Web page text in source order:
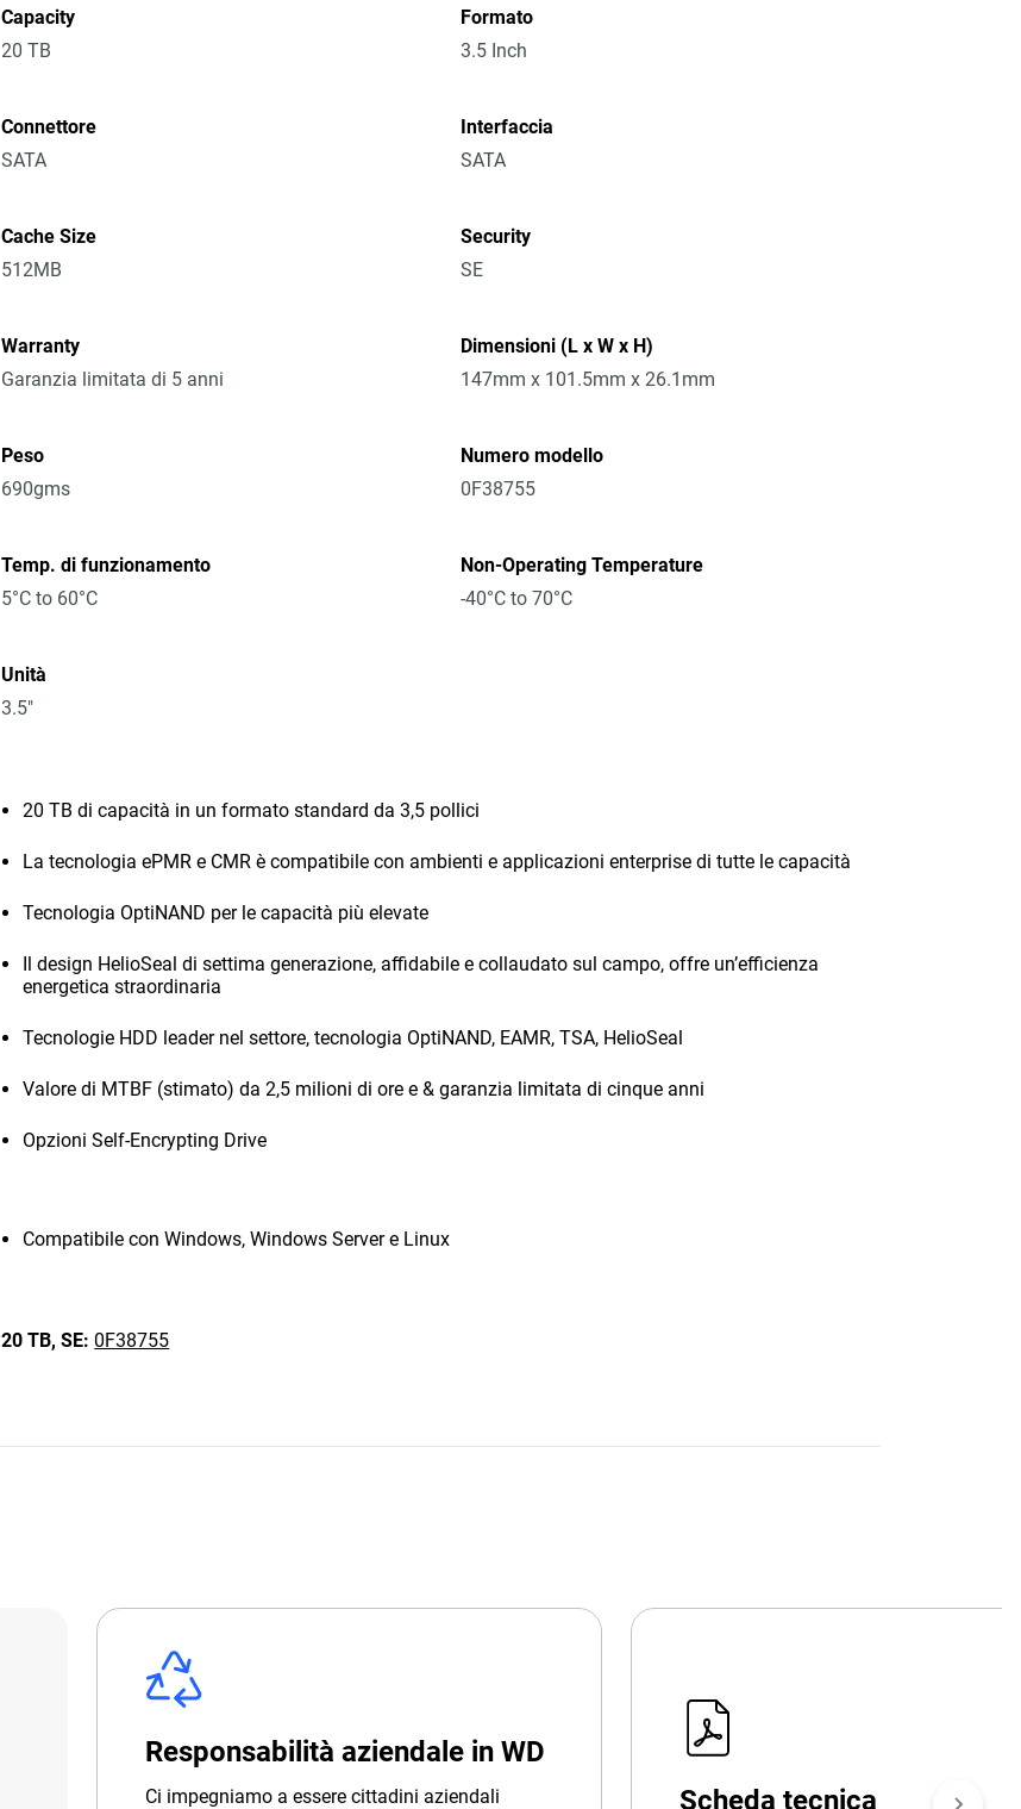
Capacity
20 TB
Formato
3.5 Inch
Connettore
SATA
Interfaccia
SATA
Cache Size
512MB
Security
SE
Warranty
Garanzia limitata di 5 anni
Dimensioni (L x W x H)
147mm x 101.5mm x 26.1mm
Peso
690gms
Numero modello
0F38755
Temp. di funzionamento
5°C to 60°C
Non-Operating Temperature
-40°C to 70°C
Unità
3.5"
20 TB di capacità in un formato standard da 3,5 pollici
La tecnologia ePMR e CMR è compatibile con ambienti e applicazioni enterprise di tutte le capacità
Tecnologia OptiNAND per le capacità più elevate
Il design HelioSeal di settima generazione, affidabile e collaudato sul campo, offre un’efficienza
energetica straordinaria
Tecnologie HDD leader nel settore, tecnologia OptiNAND, EAMR, TSA, HelioSeal
Valore di MTBF (stimato) da 2,5 milioni di ore e & garanzia limitata di cinque anni
Opzioni Self-Encrypting Drive
Compatibile con Windows, Windows Server e Linux
20 TB, SE: 0F38755
Responsabilità aziendale in WD
Ci impegniamo a essere cittadini aziendali Scheda tecnica